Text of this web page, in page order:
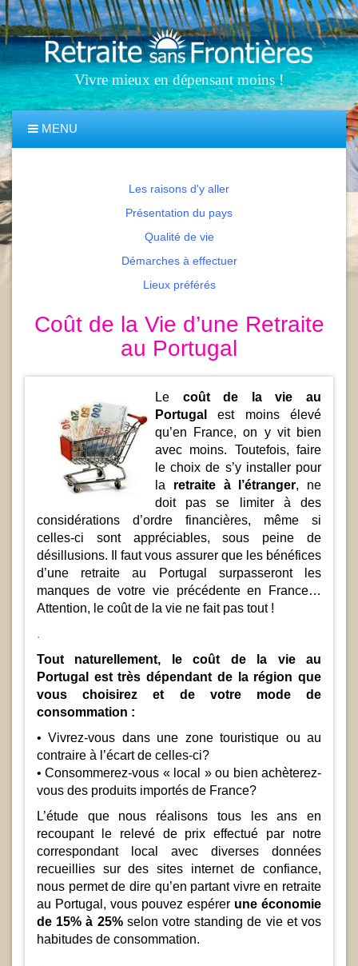
Vivre mieux en dépensant moins !
MENU
Les raisons d'y aller
Présentation du pays
Qualité de vie
Démarches à effectuer
Lieux préférés
Coût de la Vie d’une Retraite
au Portugal
Le coût de la vie au
Portugal
est moins élevé
qu’en France, on y vit bien
avec moins. Toutefois, faire
le choix de s’y installer pour
la retraite à l’étranger, ne
doit pas se limiter à des
considérations d’ordre financières, même si
celles-ci sont appréciables, sous peine de
désillusions. Il faut vous assurer que les bénéfices
d’une retraite au Portugal surpasseront les
manques de votre vie précédente en France…
Attention, le coût de la vie ne fait pas tout !
.
Tout naturellement, le coût de la vie au
Portugal est très dépendant de la région que
vous choisirez et de votre mode de
consommation :
• Vivrez-vous dans une zone touristique ou au
contraire à l’écart de celles-ci?
• Consommerez-vous « local » ou bien achèterez-
vous des produits importés de France?
L’étude que nous réalisons tous les ans en
recoupant le relevé de prix effectué par notre
correspondant local avec diverses données
recueillies sur des sites internet de confiance,
nous permet de dire qu’en partant vivre en retraite
au Portugal, vous pouvez espérer une économie
de 15% à 25%selon votre standing de vie et vos
habitudes de consommation.